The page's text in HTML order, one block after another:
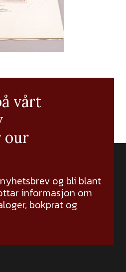
vårt
our
og bli blant
informasjon om
bokprat og